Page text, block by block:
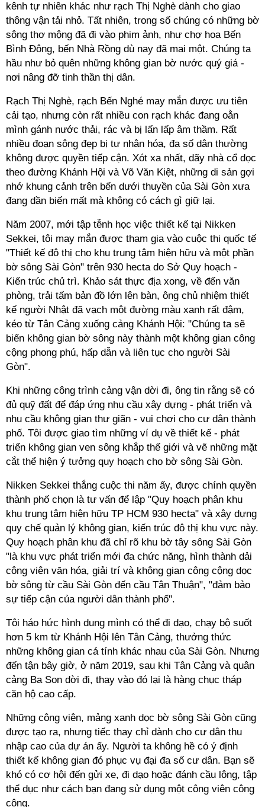
kênh tự nhiên khác như rạch Thị Nghè dành cho giao
thông vận tải nhỏ. Tất nhiên, trong số chúng có những bờ
sông thơ mộng đã đi vào phim ảnh, như chợ hoa Bến
Bình Đông, bến Nhà Rồng dù nay đã mai một. Chúng ta
hầu như bỏ quên những không gian bờ nước quý giá -
nơi nâng đỡ tinh thần thị dân.
Rạch Thị Nghè, rạch Bến Nghé may mắn được ưu tiên
cải tạo, nhưng còn rất nhiều con rạch khác đang oằn
mình gánh nước thải, rác và bị lấn lấp âm thầm. Rất
nhiều đoạn sông đẹp bị tư nhân hóa, đa số dân thường
không được quyền tiếp cận. Xót xa nhất, dãy nhà cổ dọc
theo đường Khánh Hội và Võ Văn Kiệt, những di sản gợi
nhớ khung cảnh trên bến dưới thuyền của Sài Gòn xưa
đang dần biến mất mà không có cách gì giữ lại.
Năm 2007, mới tập tễnh học việc thiết kế tại Nikken
Sekkei, tôi may mắn được tham gia vào cuộc thi quốc tế
"Thiết kế đô thị cho khu trung tâm hiện hữu và một phần
bờ sông Sài Gòn" trên 930 hecta do Sở Quy hoạch -
Kiến trúc chủ trì. Khảo sát thực địa xong, về đến văn
phòng, trải tấm bản đồ lớn lên bàn, ông chủ nhiệm thiết
kế người Nhật đã vạch một đường màu xanh rất đậm,
kéo từ Tân Cảng xuống cảng Khánh Hội: "Chúng ta sẽ
biến không gian bờ sông này thành một không gian công
cộng phong phú, hấp dẫn và liên tục cho người Sài
Gòn".
Khi những công trình cảng vận dời đi, ông tin rằng sẽ có
đủ quỹ đất để đáp ứng nhu cầu xây dựng - phát triển và
nhu cầu không gian thư giãn - vui chơi cho cư dân thành
phố. Tôi được giao tìm những ví dụ về thiết kế - phát
triển không gian ven sông khắp thế giới và vẽ những mặt
cắt thể hiện ý tưởng quy hoạch cho bờ sông Sài Gòn.
Nikken Sekkei thắng cuộc thi năm ấy, được chính quyền
thành phố chọn là tư vấn để lập "Quy hoạch phân khu
khu trung tâm hiện hữu TP HCM 930 hecta" và xây dựng
quy chế quản lý không gian, kiến trúc đô thị khu vực này.
Quy hoạch phân khu đã chỉ rõ khu bờ tây sông Sài Gòn
"là khu vực phát triển mới đa chức năng, hình thành dải
công viên văn hóa, giải trí và không gian công cộng dọc
bờ sông từ cầu Sài Gòn đến cầu Tân Thuận", "đảm bảo
sự tiếp cận của người dân thành phố".
Tôi háo hức hình dung mình có thể đi dạo, chạy bộ suốt
hơn 5 km từ Khánh Hội lên Tân Cảng, thưởng thức
những không gian cá tính khác nhau của Sài Gòn. Nhưng
đến tận bây giờ, ở năm 2019, sau khi Tân Cảng và quân
cảng Ba Son dời đi, thay vào đó lại là hàng chục tháp
căn hộ cao cấp.
Những công viên, mảng xanh dọc bờ sông Sài Gòn cũng
được tạo ra, nhưng tiếc thay chỉ dành cho cư dân thu
nhập cao của dự án ấy. Người ta không hề có ý định
thiết kế không gian đó phục vụ đại đa số cư dân. Bạn sẽ
khó có cơ hội đến gửi xe, đi dạo hoặc đánh cầu lông, tập
thể dục như cách bạn đang sử dụng một công viên công
cộng.